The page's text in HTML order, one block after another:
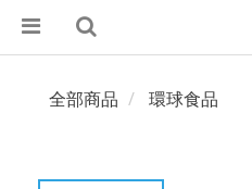
全部商品 環球食品